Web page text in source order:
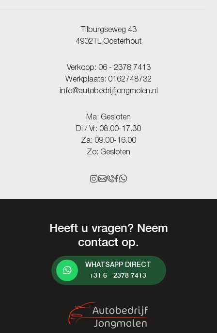
Tilburgseweg 43
4902TL Oosterhout
Verkoop: 06 - 2378 7413
Werkplaats: 0162748732
info@autobedrijfjongmolen.nl
Ma: Gesloten
Di / Vr: 08.00-17.30
Za: 09.00-16.00
Zo: Gesloten
Heeft u vragen? Neem
contact op.
WHATSAPP DIRECT
+31 6 - 2378 7413